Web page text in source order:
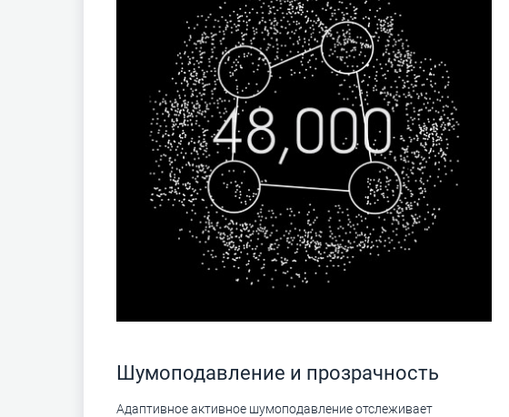
Шумоподавление и прозрачность
Адаптивное активное шумоподавление отслеживает